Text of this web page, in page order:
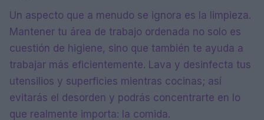
Un aspecto que a menudo se ignora es la limpieza.
Mantener tu área de trabajo ordenada no solo es
cuestión de higiene, sino que también te ayuda a
trabajar más eficientemente. Lava y desinfecta tus
utensilios y superficies mientras cocinas; así
evitarás el desorden y podrás concentrarte en lo
que realmente importa: la comida.